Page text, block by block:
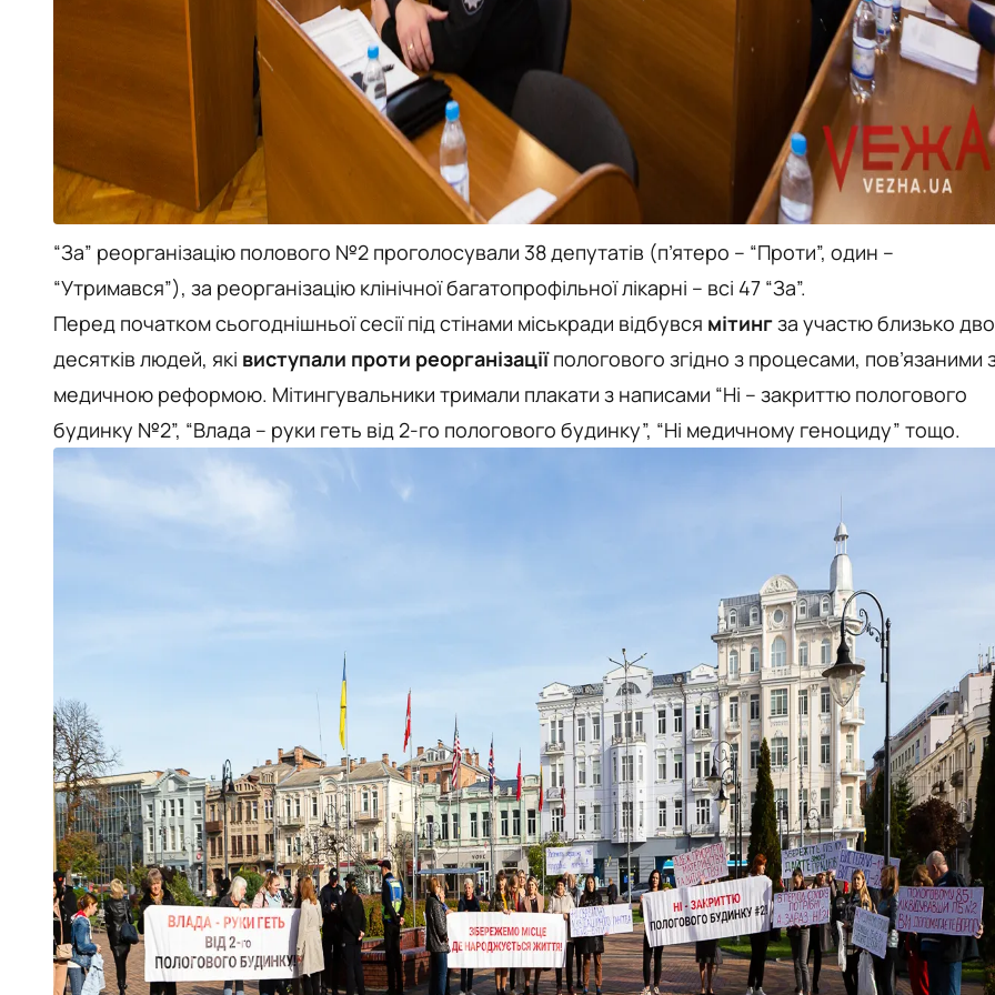
“За” реорганізацію полового №2 проголосували 38 депутатів (п’ятеро – “Проти”, один –
“Утримався”), за реорганізацію клінічної багатопрофільної лікарні – всі 47 “За”.
Перед початком сьогоднішньої сесії під стінами міськради відбувся мітингза участю близько
десятків людей, які виступали проти реорганізаціїпологового згідно з процесами, пов’язаними
медичною реформою. Мітингувальники тримали плакати з написами “Ні – закриттю пологового
будинку №2”, “Влада – руки геть від 2-го пологового будинку”, “Ні медичному геноциду” тощо.